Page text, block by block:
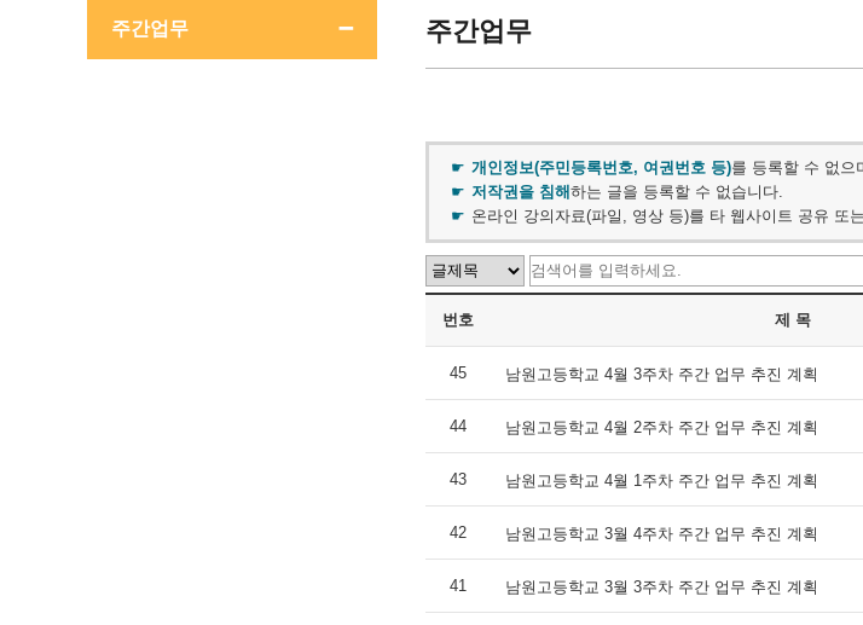
주간업무 주간업무
개인정보(주민등록번호, 여권번호 등)를 등록할 수 없으
저작권을 침해하는 글을 등록할 수 없습니다.
온라인 강의자료(파일, 영상 등)를 타 웹사이트 공유 또
번호 제 목
45 남원고등학교 4월 3주차 주간 업무 추진 계획
44 남원고등학교 4월 2주차 주간 업무 추진 계획
43 남원고등학교 4월 1주차 주간 업무 추진 계획
42 남원고등학교 3월 4주차 주간 업무 추진 계획
41 남원고등학교 3월 3주차 주간 업무 추진 계획